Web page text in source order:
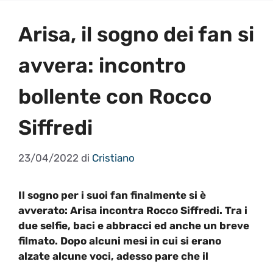
Arisa, il sogno dei fan si
avvera: incontro
bollente con Rocco
Siffredi
23/04/2022 di Cristiano
Il sogno per i suoi fan finalmente si è
avverato: Arisa incontra Rocco Siffredi. Tra i
due selfie, baci e abbracci ed anche un breve
filmato. Dopo alcuni mesi in cui si erano
alzate alcune voci, adesso pare che il